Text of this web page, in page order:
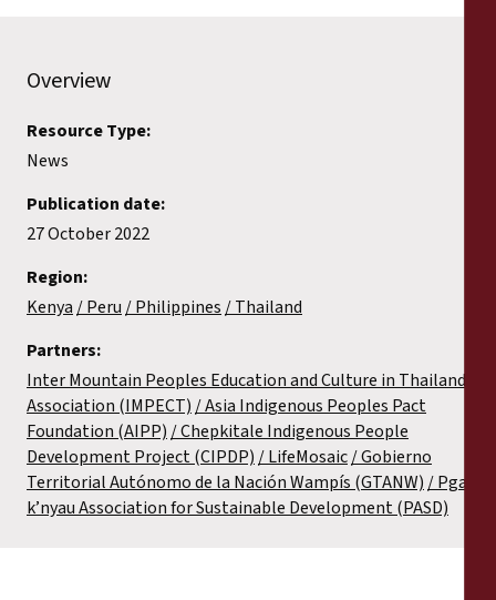
Overview
Resource Type:
News
Publication date:
27 October 2022
Region:
Kenya
Peru Philippines
Thailand
Partners:
Inter Mountain Peoples Education and Culture in Thailand
Association (IMPECT) Asia Indigenous Peoples Pact
Foundation (AIPP) Chepkitale Indigenous People
Development Project (CIPDP)
LifeMosaic Gobierno
Territorial Autónomo de la Nación Wampís (GTANW)
Pga
k’nyau Association for Sustainable Development (PASD)